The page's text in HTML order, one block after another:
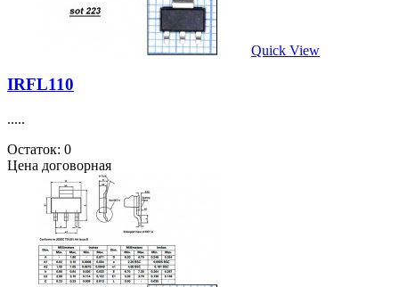
Quick View
IRFL110
.....
Остаток: 0
Цена договорная